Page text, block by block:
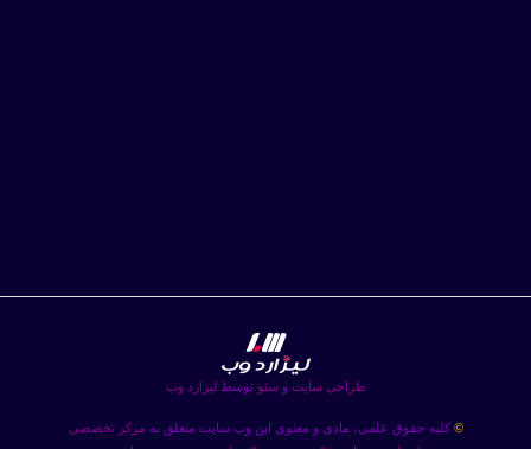
طراحی سایتو سئو توسط لیزارد وب
© کلیه حقوق علمی، مادی و معنوی این وب سایت متعلق به مرکز تخصصی